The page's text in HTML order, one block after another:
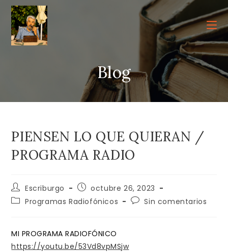
contenido
Blog
PIENSEN LO QUE QUIERAN /
PROGRAMA RADIO
Autor
de
la
Escriburgo
Publicación
de
la
octubre 26, 2023
Categoría
entrada:
Programas Radiofónicos
Comentarios
Sin comentarios
MI PROGRAMA RADIOFÓNICO
https://youtu.be/53Vd8vpMSjw